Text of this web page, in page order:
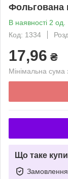
Фольгована
В наявності 2 од.
Код: 1334
17,96 ₴
Мінімальна
Що таке
Замовлення